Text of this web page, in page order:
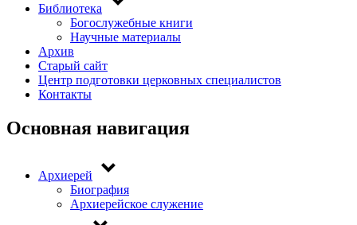
Библиотека
Богослужебные книги
Научные материалы
Архив
Старый сайт
Центр подготовки церковных специалистов
Контакты
Основная навигация
Архиерей
Биография
Архиерейское служение